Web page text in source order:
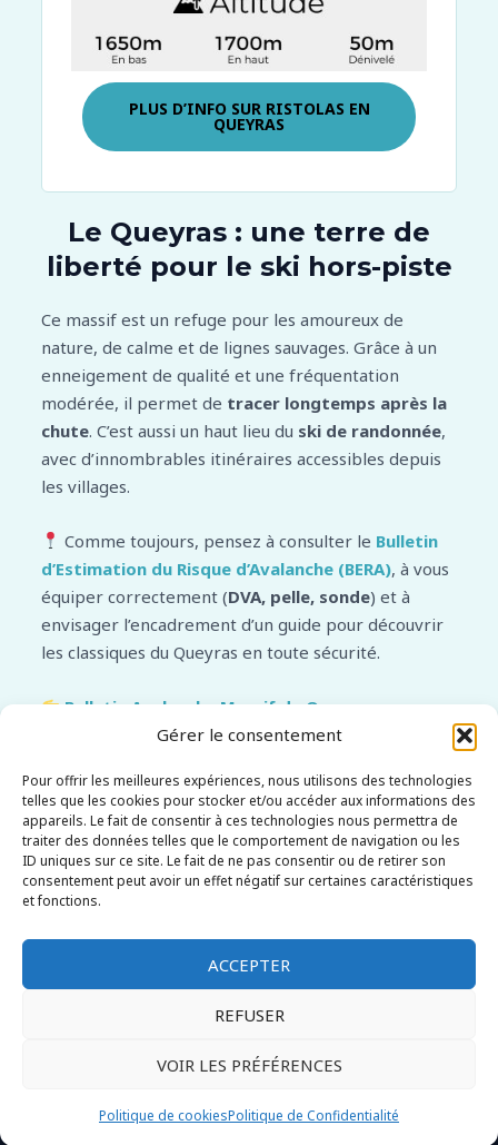
Gérer le consentement
Pour offrir les meilleures expériences, nous utilisons des technologies
telles que les cookies pour stocker et/ou accéder aux informations des
appareils. Le fait de consentir à ces technologies nous permettra de
traiter des données telles que le comportement de navigation ou les
ID uniques sur ce site. Le fait de ne pas consentir ou de retirer son
consentement peut avoir un effet négatif sur certaines caractéristiques
et fonctions.
ACCEPTER
REFUSER
VOIR LES PRÉFÉRENCES
Politique de cookiesPolitique de Confidentialité
PLUS D’INFO SUR RISTOLAS EN
QUEYRAS
Le Queyras : une terre de
liberté pour le ski hors-piste
Ce massif est un refuge pour les amoureux de
nature, de calme et de lignes sauvages. Grâce à un
enneigement de qualité et une fréquentation
modérée, il permet de tracer longtemps après la
chute. C’est aussi un haut lieu du ski de randonnée,
avec d’innombrables itinéraires accessibles depuis
les villages.
Comme toujours, pensez à consulter le Bulletin
d’Estimation du Risque d’Avalanche (BERA), à vous
équiper correctement (DVA, pelle, sonde) et à
envisager l’encadrement d’un guide pour découvrir
les classiques du Queyras en toute sécurité.
Bulletin Avalanche Massif du Queyras :
consultez ici le BERA officiel Météo France.
Envie d’un freeride pur, loin des foules, dans un
décor sauvage ? Le massif du Queyras vous
attend.
Copyright © 2026 lehorspiste.com